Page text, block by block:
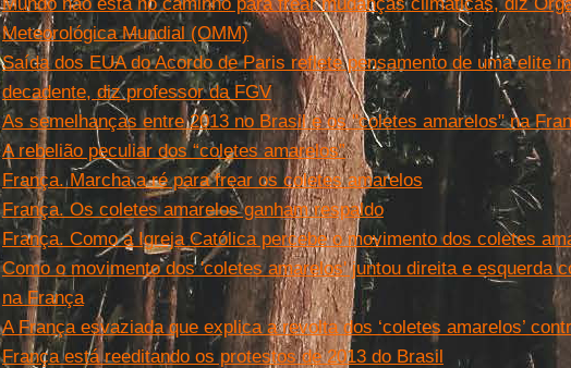
Meteorológica Mundial (OMM)
Saída dos EUA do Acordo de Paris reflete pensamento de uma elite
decadente, diz professor da FGV
As semelhanças entre 2013 no Brasil e os "coletes amarelos" na
A rebelião peculiar dos “coletes amarelos”
França. Marcha a ré para frear os coletes amarelos
França. Os coletes amarelos ganham respaldo
França. Como a Igreja Católica percebe o movimento dos coletes
Como o movimento dos 'coletes amarelos' juntou direita e esquerda
na França
A França esvaziada que explica a revolta dos ‘coletes amarelos’
França está reeditando os protestos de 2013 do Brasil